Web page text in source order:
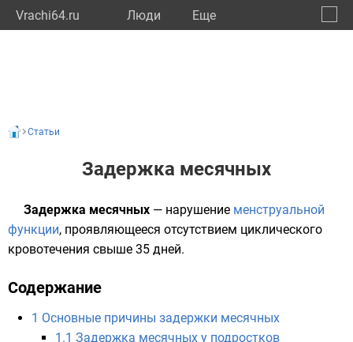
Vrachi64.ru Люди Eще
Статьи
Задержка месячных
Задержка месячных — нарушение менструальной
функции, проявляющееся отсутствием циклического
кровотечения свыше 35 дней.
Содержание
1 Основные причины задержки месячных
1.1 Задержка месячных у подростков